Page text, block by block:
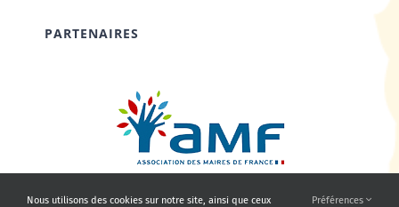
PARTENAIRES
Nous utilisons des cookies sur notre site, ainsi que ceux Préférences